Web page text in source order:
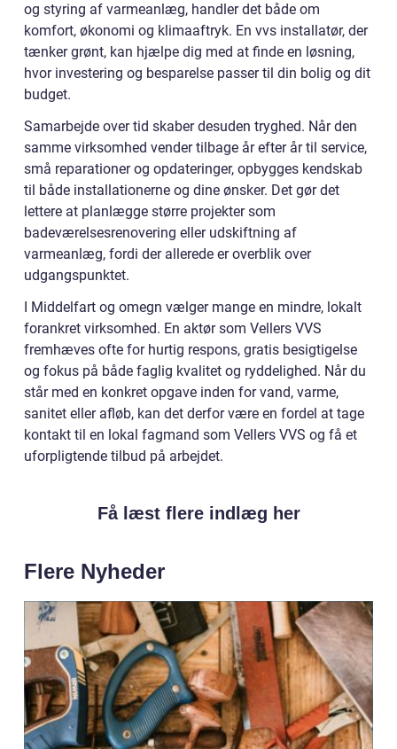
og styring af varmeanlæg, handler det både om
komfort, økonomi og klimaaftryk. En vvs installatør, der
tænker grønt, kan hjælpe dig med at finde en løsning,
hvor investering og besparelse passer til din bolig og dit
budget.
Samarbejde over tid skaber desuden tryghed. Når den
samme virksomhed vender tilbage år efter år til service,
små reparationer og opdateringer, opbygges kendskab
til både installationerne og dine ønsker. Det gør det
lettere at planlægge større projekter som
badeværelsesrenovering eller udskiftning af
varmeanlæg, fordi der allerede er overblik over
udgangspunktet.
I Middelfart og omegn vælger mange en mindre, lokalt
forankret virksomhed. En aktør som Vellers VVS
fremhæves ofte for hurtig respons, gratis besigtigelse
og fokus på både faglig kvalitet og ryddelighed. Når du
står med en konkret opgave inden for vand, varme,
sanitet eller afløb, kan det derfor være en fordel at tage
kontakt til en lokal fagmand som Vellers VVS og få et
uforpligtende tilbud på arbejdet.
Få læst flere indlæg her
Flere Nyheder